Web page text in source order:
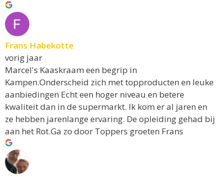
Frans Habekotte
vorig jaar
Marcel's Kaaskraam een begrip in
Kampen.Onderscheid zich met topproducten en leuke
aanbiedingen Echt een hoger niveau en betere
kwaliteit dan in de supermarkt. Ik kom er al jaren en
ze hebben jarenlange ervaring. De opleiding gehad bij
aan het Rot.Ga zo door Toppers groeten Frans